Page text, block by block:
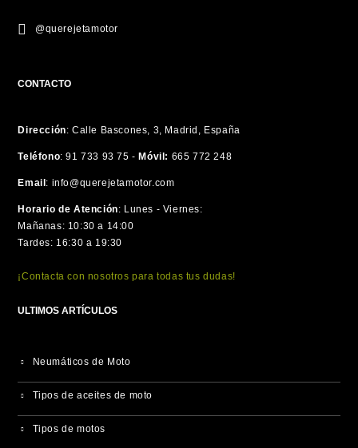
@querejetamotor
CONTACTO
Dirección: Calle Bascones, 3, Madrid, España
Teléfono: 91 733 93 75 -Móvil: 665 772 248
Email: info@querejetamotor.com
Horario de Atención: Lunes - Viernes:
Mañanas: 10:30 a 14:00
Tardes: 16:30 a 19:30
¡Contacta con nosotros para todas tus dudas!
ULTIMOS ARTÍCULOS
Neumáticos de Moto
Tipos de aceites de moto
Tipos de motos